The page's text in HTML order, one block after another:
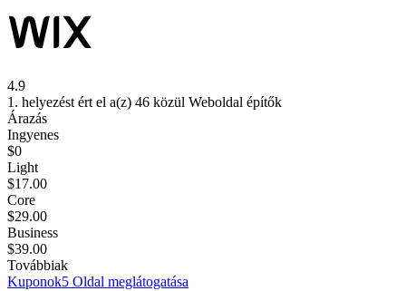
4.9
1. helyezést ért el a(z) 46 közül Weboldal építők
Árazás
Ingyenes
$0
Light
$17.00
Core
$29.00
Business
$39.00
Továbbiak
Kuponok5 Oldal meglátogatása